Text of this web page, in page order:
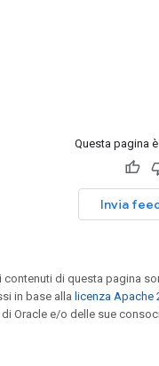
Questa pagina
Invia
di questa pagina
in base alla licenza Apache
Oracle e/o delle sue